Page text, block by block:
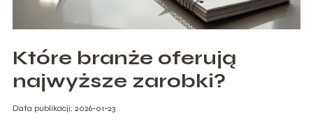
Które branże oferują
najwyższe zarobki?
Data publikacji: 2026-01-23